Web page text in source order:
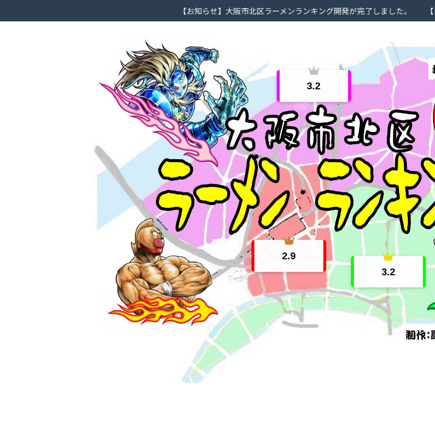
【お知らせ】大阪市北区ラーメンランキング開発が完了しました。 【お知らせ】当サイトで
3.2
3.2
2.9